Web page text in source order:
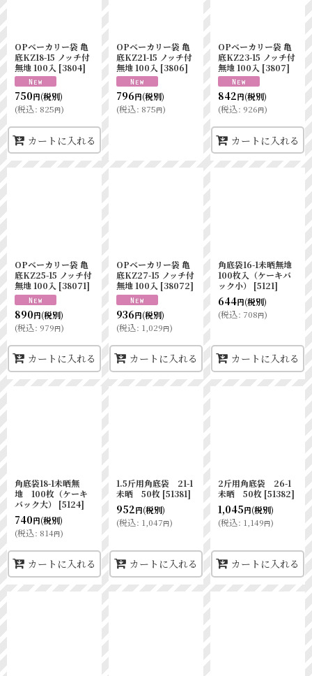
OPベーカリー袋 亀
底KZ18-15 ノッチ付
無地 100入 [3804]
750円(税別)
(税込: 825円)
カートに入れる
OPベーカリー袋 亀
底KZ21-15 ノッチ付
無地 100入 [3806]
796円(税別)
(税込: 875円)
OPベーカリー袋 亀
底KZ23-15 ノッチ付
無地 100入 [3807]
842円(税別)
(税込: 926円)
カートに入れる
OPベーカリー袋 亀
底KZ25-15 ノッチ付
無地 100入 [38071]
890円(税別)
(税込: 979円)
カートに入れる
OPベーカリー袋 亀
底KZ27-15 ノッチ付
無地 100入 [38072]
936円(税別)
(税込: 1,029円)
カートに入れる
角底袋16-1未晒無地
100枚入（ケーキバ
ック小）
[5121]
644円(税別)
(税込: 708円)
カートに入れる
角底袋18-1未晒無
地 100枚（ケーキ
バック大）
[5124]
740円(税別)
(税込: 814円)
カートに入れる
1.5斤用角底袋 21-1
未晒 50枚 [51381]
952円(税別)
(税込: 1,047円)
カートに入れる
2斤用角底袋 26-1
未晒 50枚 [51382]
1,045円(税別)
(税込: 1,149円)
カートに入れる